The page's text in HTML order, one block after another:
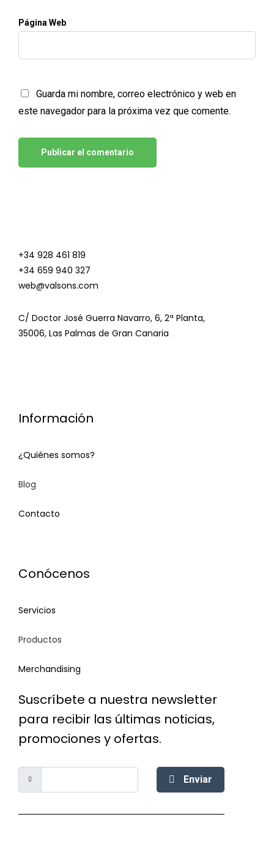
Página Web
Guarda mi nombre, correo electrónico y web en
este navegador para la próxima vez que comente.
+34 928 461 819
+34 659 940 327
web@valsons.com
C/ Doctor José Guerra Navarro, 6, 2ª Planta,
35006, Las Palmas de Gran Canaria
Información
¿Quiénes somos?
Blog
Contacto
Conócenos
Servicios
Productos
Merchandising
Suscríbete a nuestra newsletter
para recibir las últimas noticias,
promociones y ofertas.
Enviar